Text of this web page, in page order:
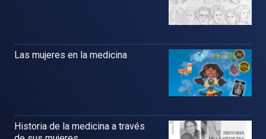
Las mujeres en la medicina
Historia de la medicina a través